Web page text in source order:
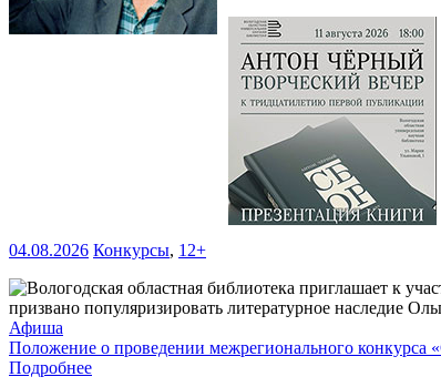
04.08.2026 Конкурсы, 12+
призвано популяризировать литературное наследие
Афиша
Положение о проведении межрегионального конкурса
Подробнее